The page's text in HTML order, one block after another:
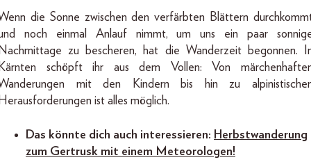
die Sonne zwischen den verfärbten Blättern
noch einmal Anlauf nimmt, um uns ein paar
zu bescheren, hat die Wanderzeit begonnen.
schöpft ihr aus dem Vollen: Von
mit den Kindern bis hin zu
ist alles möglich.
Das könnte dich auch interessieren: Herbstwanderung
zum Gertrusk mit einem Meteorologen!